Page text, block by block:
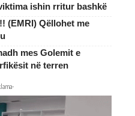
ishin rritur bashkë
(EMRI) Qëllohet me
mes Golemit e
në terren